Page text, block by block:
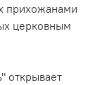
прихожанами
церковным
открывает